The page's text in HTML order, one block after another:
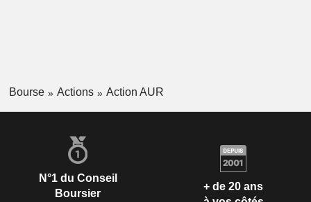
Bourse Actions Action AUR
N°1 du Conseil
Boursier
+ de 20 ans